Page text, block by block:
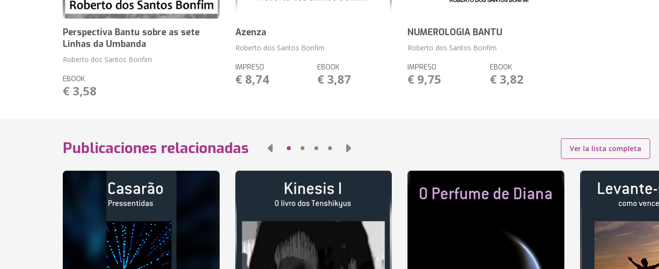
Perspectiva Bantu sobre as sete
Linhas da Umbanda
Roberto dos Santos Bonfim
EBOOK
€ 3,58
Azenza
Roberto dos Santos Bonfim
IMPRESO
€ 8,74
EBOOK
€ 3,87
NUMEROLOGIA BANTU
Roberto dos Santos Bonfim
IMPRESO
€ 9,75
EBOOK
€ 3,82
Publicaciones relacionadas Ver la lista completa